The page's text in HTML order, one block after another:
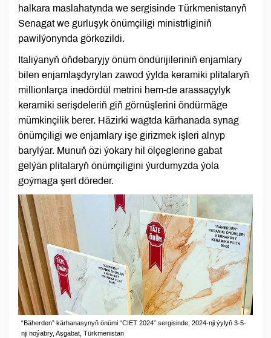
halkara maslahatynda we sergisinde Türkmenistanyň
Senagat we gurluşyk önümçiligi ministrliginiň
pawilýonynda görkezildi.
Italiýanyň öňdebaryjy önüm öndürijileriniň enjamlary
bilen enjamlaşdyrylan zawod ýylda keramiki plitalaryň
millionlarça inedördül metrini hem-de arassaçylyk
keramiki serişdeleriň giň görnüşlerini öndürmäge
mümkinçilik berer. Häzirki wagtda kärhanada synag
önümçiligi we enjamlary işe girizmek işleri alnyp
barylýar. Munuň özi ýokary hil ölçeglerine gabat
gelýän plitalaryň önümçiligini ýurdumyzda ýola
goýmaga şert döreder.
“Bäherden” kärhanasynyň önümi “CIET 2024” sergisinde, 2024-nji ýylyň 3-5-
nji noýabry, Aşgabat, Türkmenistan